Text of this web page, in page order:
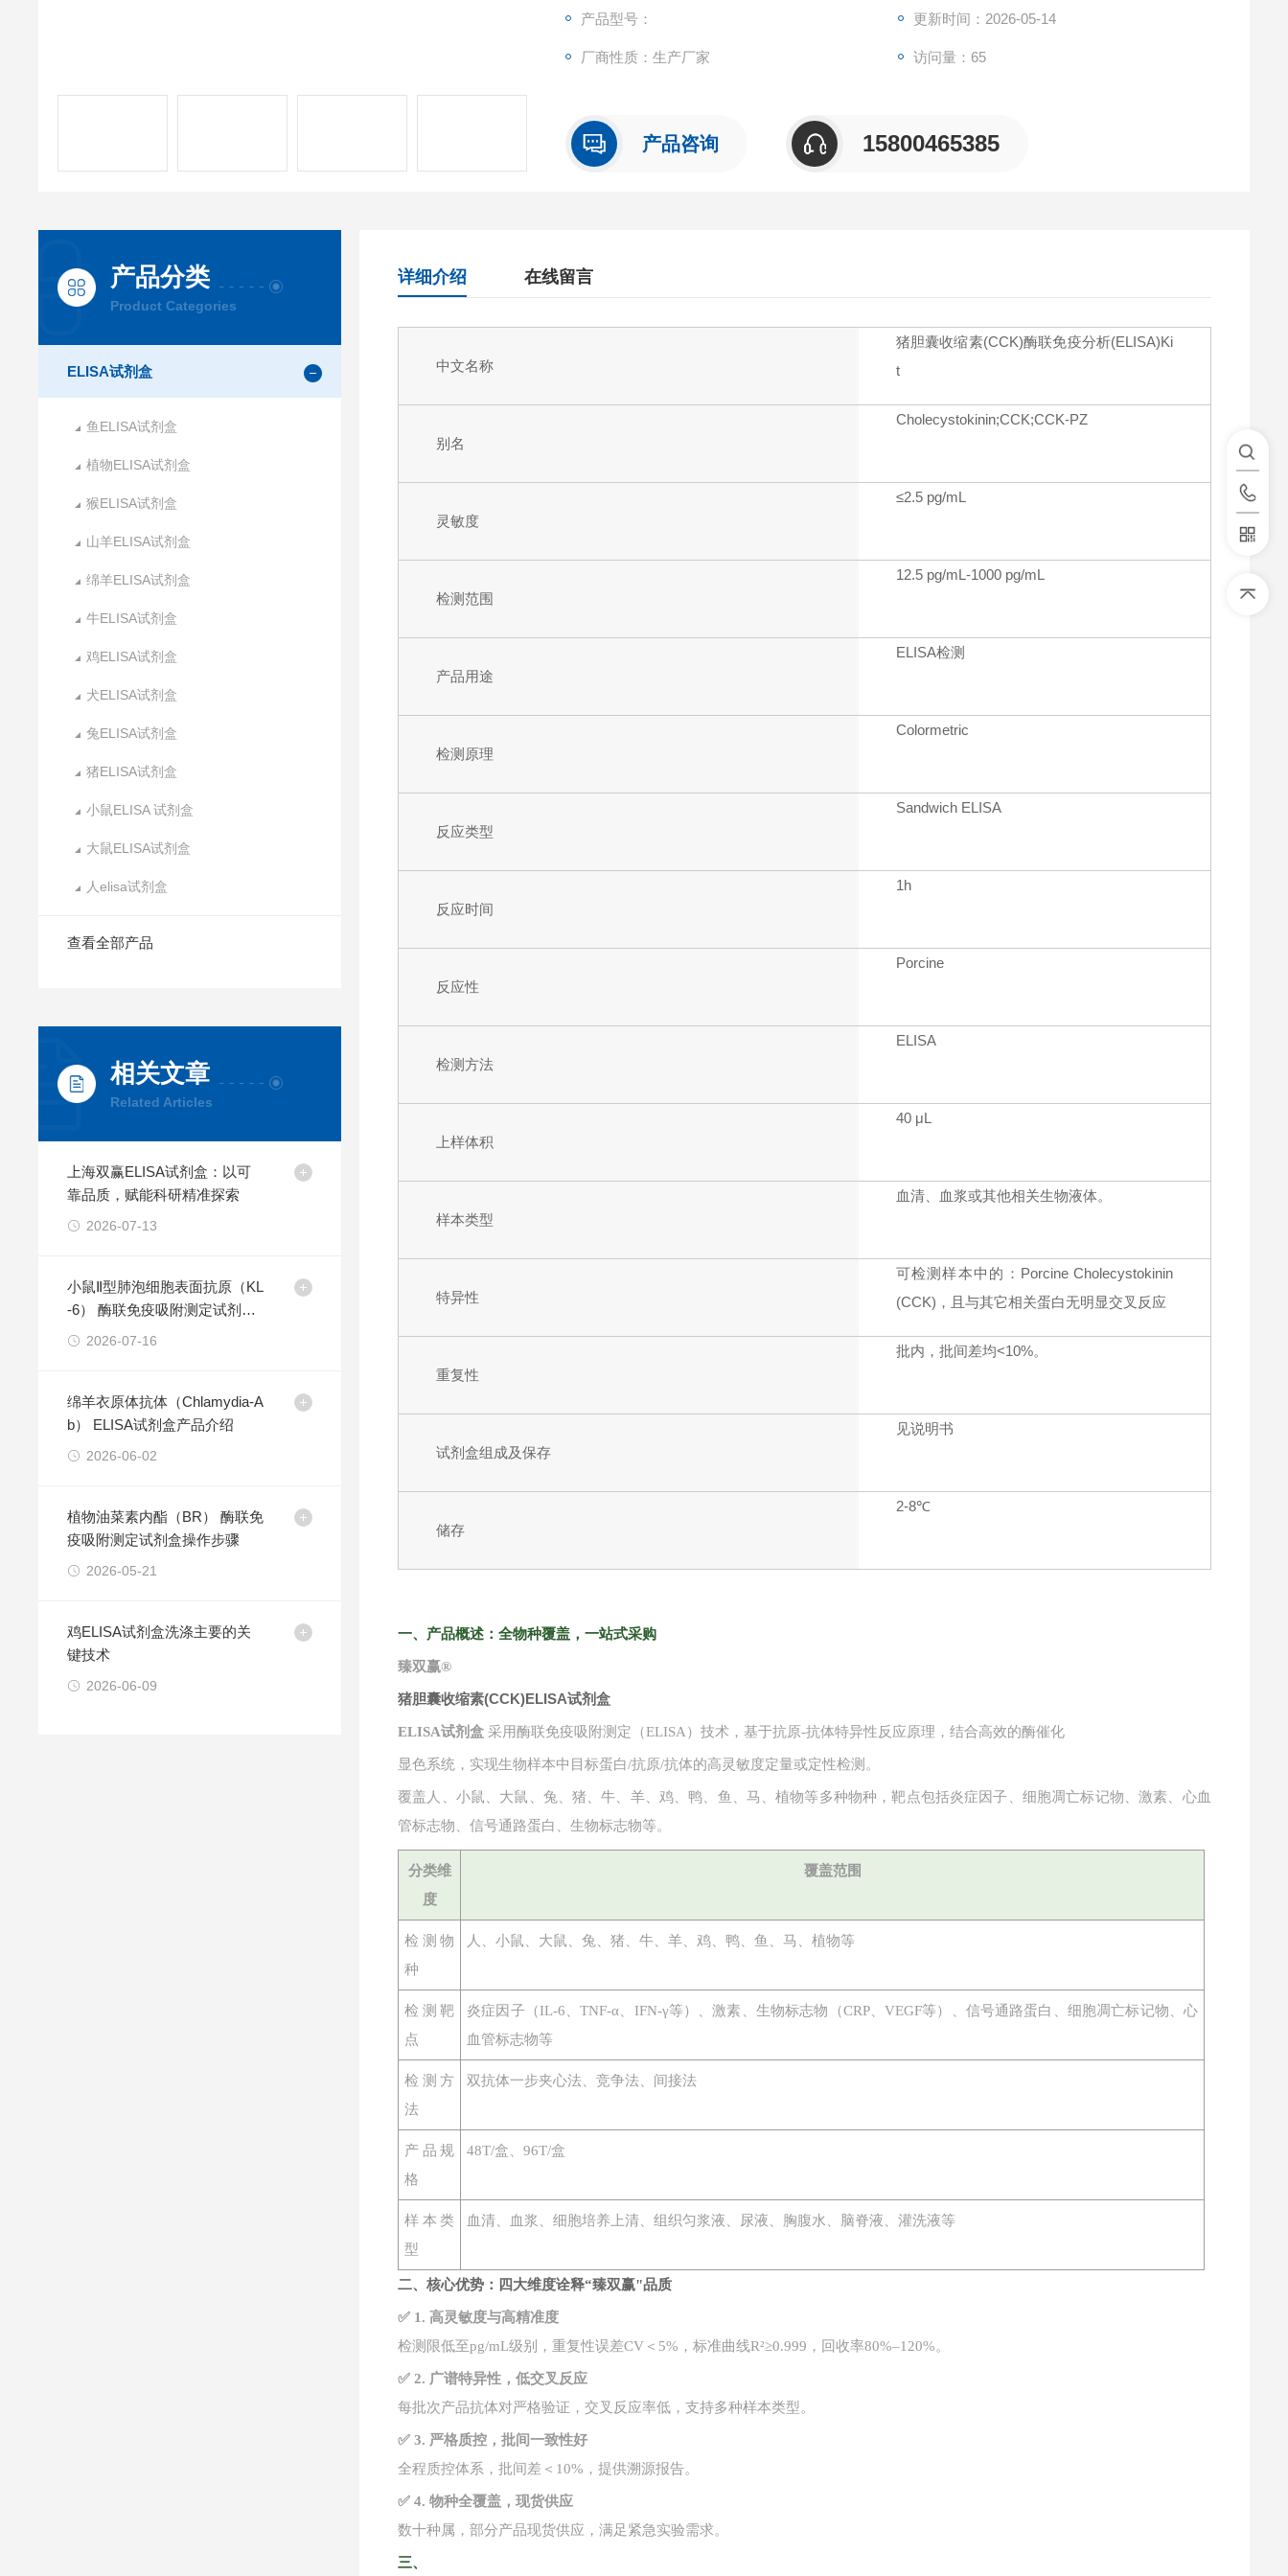
可检测样本中的：Porcine Cholecystokinin (CCK)，且与其它相关蛋白无明显交叉反应
批内，批间差均<10%。
产品型号： 更新时间：2026-05-14
厂商性质：生产厂家 访问量：65
产品咨询 15800465385
产品分类
Product Categories
ELISA试剂盒
鱼ELISA试剂盒
植物ELISA试剂盒
猴ELISA试剂盒
山羊ELISA试剂盒
绵羊ELISA试剂盒
牛ELISA试剂盒
鸡ELISA试剂盒
犬ELISA试剂盒
兔ELISA试剂盒
猪ELISA试剂盒
小鼠ELISA 试剂盒
大鼠ELISA试剂盒
人elisa试剂盒
查看全部产品
相关文章
Related Articles
上海双赢ELISA试剂盒：以可
靠品质，赋能科研精准探索
2026-07-13
小鼠Ⅱ型肺泡细胞表面抗原（KL
-6） 酶联免疫吸附测定试剂盒
产品介绍
2026-07-16
绵羊衣原体抗体（Chlamydia-A
b） ELISA试剂盒产品介绍
2026-06-02
植物油菜素内酯（BR） 酶联免
疫吸附测定试剂盒操作步骤
2026-05-21
鸡ELISA试剂盒洗涤主要的关
键技术
2026-06-09
详细介绍 在线留言
中文名称
猪胆囊收缩素(CCK)酶联免疫分析(ELISA)Ki
t
别名
Cholecystokinin;CCK;CCK-PZ
灵敏度
≤2.5 pg/mL
检测范围
12.5 pg/mL-1000 pg/mL
产品用途
ELISA检测
检测原理
Colormetric
反应类型
Sandwich ELISA
反应时间
1h
反应性
Porcine
检测方法
ELISA
上样体积
40 μL
样本类型
血清、血浆或其他相关生物液体。
特异性
可检测样本中的：Porcine Cholecystokinin
(CCK)，且与其它相关蛋白无明显交叉反应
重复性
批内，批间差均<10%。
试剂盒组成及保存
见说明书
储存
2-8℃
一、产品概述：全物种覆盖，一站式采购
臻双赢®
猪胆囊收缩素(CCK)ELISA试剂盒
ELISA试剂盒 采用酶联免疫吸附测定（ELISA）技术，基于抗原-抗体特异性反应原理，结合高效的酶催化
显色系统，实现生物样本中目标蛋白/抗原/抗体的高灵敏度定量或定性检测。
覆盖人、小鼠、大鼠、兔、猪、牛、羊、鸡、鸭、鱼、马、植物等多种物种，靶点包括炎症因子、细胞凋亡标记物、激素、心血
管标志物、信号通路蛋白、生物标志物等。
分类维
度
覆盖范围
检测物
种
人、小鼠、大鼠、兔、猪、牛、羊、鸡、鸭、鱼、马、植物等
检测靶
点
炎症因子（IL-6、TNF-α、IFN-γ等）、激素、生物标志物（CRP、VEGF等）、信号通路蛋白、细胞凋亡标记物、心
血管标志物等
检测方
法
双抗体一步夹心法、竞争法、间接法
产品规
格
48T/盒、96T/盒
样本类
型
血清、血浆、细胞培养上清、组织匀浆液、尿液、胸腹水、脑脊液、灌洗液等
二、核心优势：四大维度诠释“臻双赢"品质
✅ 1. 高灵敏度与高精准度
检测限低至pg/mL级别，重复性误差CV＜5%，标准曲线R²≥0.999，回收率80%–120%。
✅ 2. 广谱特异性，低交叉反应
每批次产品抗体对严格验证，交叉反应率低，支持多种样本类型。
✅ 3. 严格质控，批间一致性好
全程质控体系，批间差＜ 10%，提供溯源报告。
✅ 4. 物种全覆盖，现货供应
数十种属，部分产品现货供应，满足紧急实验需求。
三、